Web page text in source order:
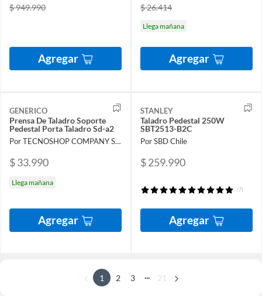
$ 949.990
Agregar
$ 26.414
Llega mañana
Agregar
GENERICO
Prensa De Taladro Soporte
Pedestal Porta Taladro Sd-a2
Por TECNOSHOP COMPANY SPA
$ 33.990
Llega mañana
Agregar
STANLEY
Taladro Pedestal 250W
SBT2513-B2C
Por SBD Chile
$ 259.990
(7)
Agregar
1 2 3 21